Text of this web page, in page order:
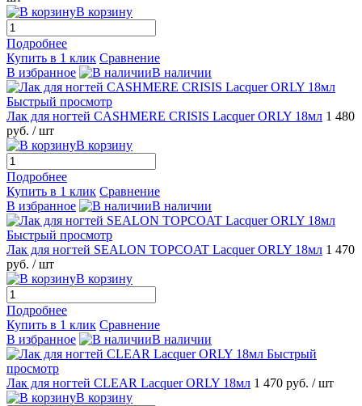
В корзину
Подробнее
Купить в 1 клик Сравнение
В избранное
В наличии
Быстрый просмотр
Лак для ногтей CASHMERE CRISIS Lacquer ORLY 18мл 1 480
руб. / шт
В корзину
Подробнее
Купить в 1 клик Сравнение
В избранное
В наличии
Быстрый просмотр
Лак для ногтей SEALON TOPCOAT Lacquer ORLY 18мл 1 470
руб. / шт
В корзину
Подробнее
Купить в 1 клик Сравнение
В избранное
В наличии
Быстрый
просмотр
Лак для ногтей CLEAR Lacquer ORLY 18мл 1 470 руб. / шт
В корзину